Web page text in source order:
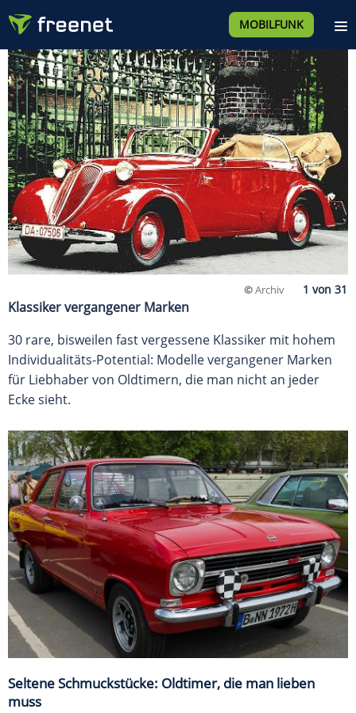
MOBILFUNK
©Archiv
Klassiker vergangener Marken
30 rare, bisweilen fast vergessene Klassiker mit hohem
Individualitäts-Potential: Modelle vergangener Marken
für Liebhaber von Oldtimern, die man nicht an jeder
Ecke sieht.
Seltene Schmuckstücke: Oldtimer, die man lieben
muss